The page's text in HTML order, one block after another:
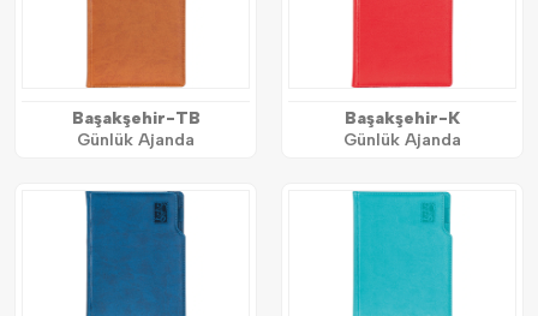
Başakşehir-TB
Günlük Ajanda
Başakşehir-K
Günlük Ajanda